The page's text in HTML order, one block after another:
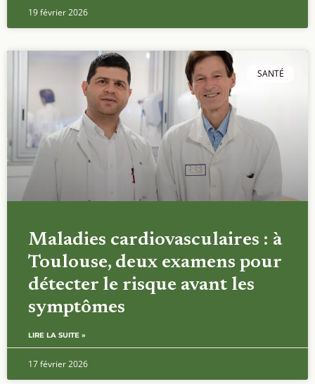
19 février 2026
SANTÉ
Maladies cardiovasculaires : à
Toulouse, deux examens pour
détecter le risque avant les
symptômes
LIRE LA SUITE »
17 février 2026